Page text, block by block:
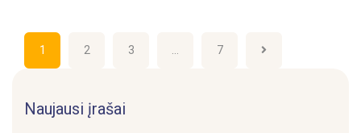
Įrašų
puslapiavimas
1 2 3 7
Naujausi įrašai